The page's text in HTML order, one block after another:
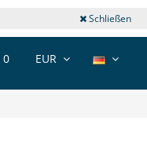
Schließen
EUR
0